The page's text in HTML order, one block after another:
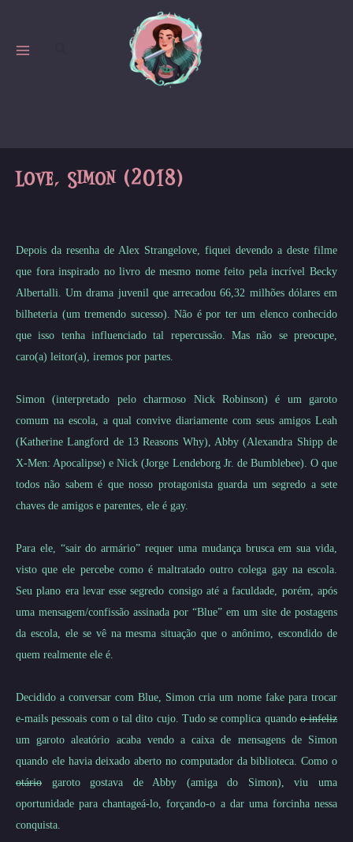
content
Love, Simon (2018)
Depois da resenha de Alex Strangelove, fiquei devendo a deste filme
que fora inspirado no livro de mesmo nome feito pela incrível Becky
Albertalli. Um drama juvenil que arrecadou 66,32 milhões dólares em
bilheteria (um tremendo sucesso). Não é por ter um elenco conhecido
que isso tenha influenciado tal repercussão. Mas não se preocupe,
caro(a) leitor(a), iremos por partes.
Simon (interpretado pelo charmoso Nick Robinson) é um garoto
comum na escola, a qual convive diariamente com seus amigos Leah
(Katherine Langford de 13 Reasons Why), Abby (Alexandra Shipp de
X-Men: Apocalipse) e Nick (Jorge Lendeborg Jr. de Bumblebee). O que
todos não sabem é que nosso protagonista guarda um segredo a sete
chaves de amigos e parentes, ele é gay.
Para ele, “sair do armário” requer uma mudança brusca em sua vida,
visto que ele percebe como é maltratado outro colega gay na escola.
Seu plano era levar esse segredo consigo até a faculdade, porém, após
uma mensagem/confissão assinada por “Blue” em um site de postagens
da escola, ele se vê na mesma situação que o anônimo, escondido de
quem realmente ele é.
Decidido a conversar com Blue, Simon cria um nome fake para trocar
e-mails pessoais com o tal dito cujo. Tudo se complica quandoo infeliz
um garoto aleatório acaba vendo a caixa de mensagens de Simon
quando ele havia deixado aberto no computador da biblioteca. Como o
otário garoto gostava de Abby (amiga do Simon), viu uma
oportunidade para chantageá-lo, forçando-o a dar uma forcinha nessa
conquista.